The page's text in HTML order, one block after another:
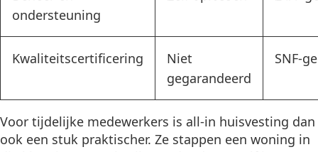
ondersteuning
Kwaliteitscertificering
Niet
gegarandeerd
SNF-
Voor tijdelijke medewerkers is all-in huisvesting dan
ook een stuk praktischer. Ze stappen een woning in